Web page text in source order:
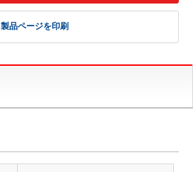
製品ページを印刷